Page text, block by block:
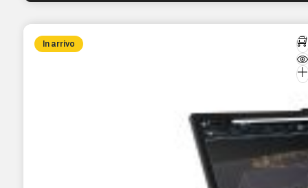
In arrivo